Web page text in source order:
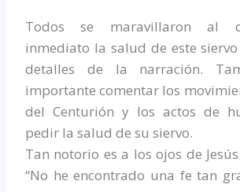
Todos se maravillaron al
inmediato la salud de este
detalles de la narración.
importante comentar los
del Centurión y los actos de
pedir la salud de su siervo.
Tan notorio es a los ojos de
“No he encontrado una fe tan